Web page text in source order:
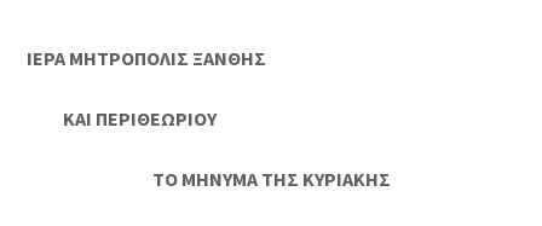
ΙΕΡΑ ΜΗΤΡΟΠΟΛΙΣ ΞΑΝΘΗΣ
ΚΑΙ ΠΕΡΙΘΕΩΡΙΟΥ
ΤΟ ΜΗΝΥΜΑ ΤΗΣ ΚΥΡΙΑΚΗΣ